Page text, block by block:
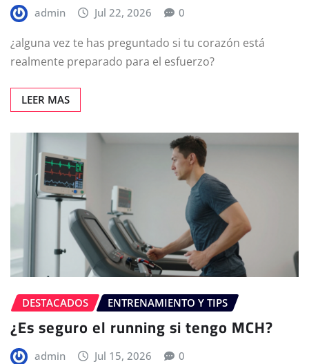
admin Jul 22, 2026 0
¿alguna vez te has preguntado si tu corazón está
realmente preparado para el esfuerzo?
LEER MAS
DESTACADOS ENTRENAMIENTO Y TIPS
¿Es seguro el running si tengo MCH?
admin Jul 15, 2026 0